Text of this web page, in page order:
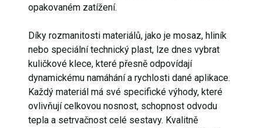
opakovaném zatížení.
Díky rozmanitosti materiálů, jako je mosaz, hliník
nebo speciální technický plast, lze dnes vybrat
kuličkové klece, které přesně odpovídají
dynamickému namáhání a rychlosti dané aplikace.
Každý materiál má své specifické výhody, které
ovlivňují celkovou nosnost, schopnost odvodu
tepla a setrvačnost celé sestavy. Kvalitně